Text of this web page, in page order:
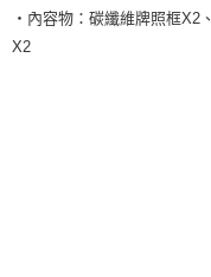
‧內容物：碳纖維牌照框X2
X2